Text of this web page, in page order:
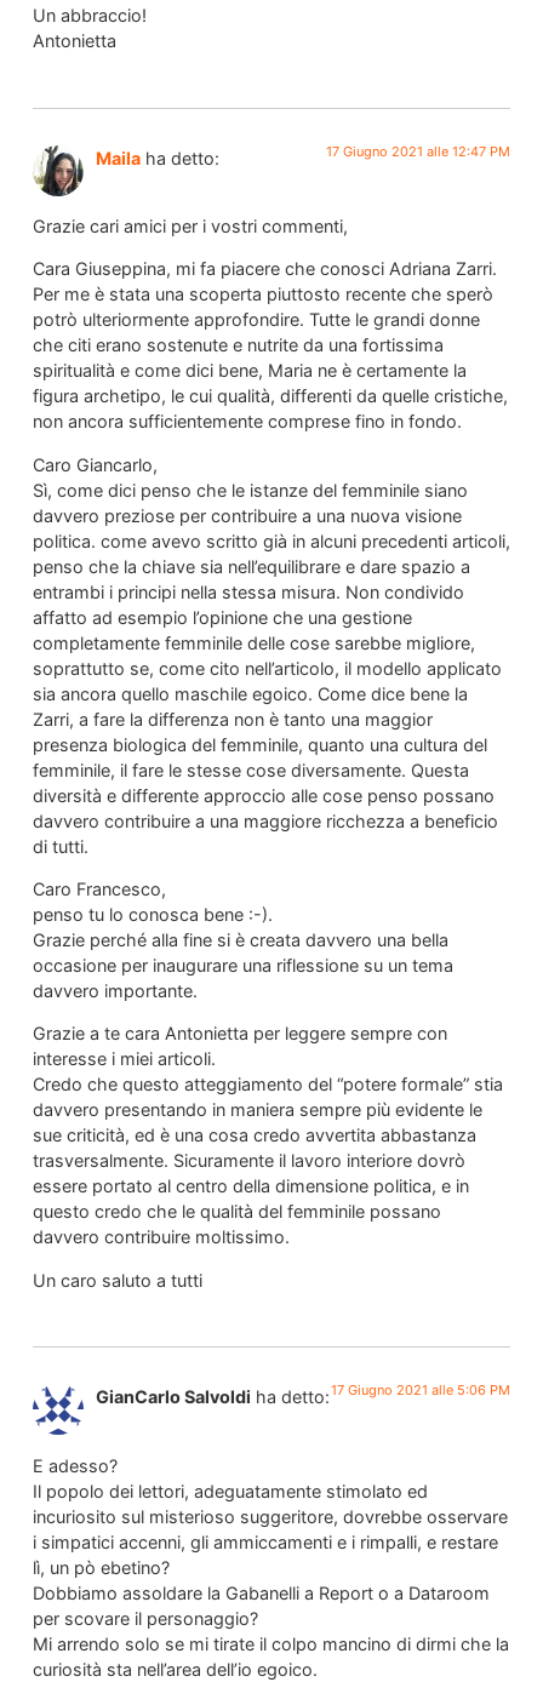
Un abbraccio!
Antonietta
Maila ha detto: 17 Giugno 2021 alle 12:47 PM
Grazie cari amici per i vostri commenti,
Cara Giuseppina, mi fa piacere che conosci Adriana Zarri.
Per me è stata una scoperta piuttosto recente che sperò
potrò ulteriormente approfondire. Tutte le grandi donne
che citi erano sostenute e nutrite da una fortissima
spiritualità e come dici bene, Maria ne è certamente la
figura archetipo, le cui qualità, differenti da quelle cristiche,
non ancora sufficientemente comprese fino in fondo.
Caro Giancarlo,
Sì, come dici penso che le istanze del femminile siano
davvero preziose per contribuire a una nuova visione
politica. come avevo scritto già in alcuni precedenti articoli,
penso che la chiave sia nell’equilibrare e dare spazio a
entrambi i principi nella stessa misura. Non condivido
affatto ad esempio l’opinione che una gestione
completamente femminile delle cose sarebbe migliore,
soprattutto se, come cito nell’articolo, il modello applicato
sia ancora quello maschile egoico. Come dice bene la
Zarri, a fare la differenza non è tanto una maggior
presenza biologica del femminile, quanto una cultura del
femminile, il fare le stesse cose diversamente. Questa
diversità e differente approccio alle cose penso possano
davvero contribuire a una maggiore ricchezza a beneficio
di tutti.
Caro Francesco,
penso tu lo conosca bene :-).
Grazie perché alla fine si è creata davvero una bella
occasione per inaugurare una riflessione su un tema
davvero importante.
Grazie a te cara Antonietta per leggere sempre con
interesse i miei articoli.
Credo che questo atteggiamento del “potere formale” stia
davvero presentando in maniera sempre più evidente le
sue criticità, ed è una cosa credo avvertita abbastanza
trasversalmente. Sicuramente il lavoro interiore dovrò
essere portato al centro della dimensione politica, e in
questo credo che le qualità del femminile possano
davvero contribuire moltissimo.
Un caro saluto a tutti
GianCarlo Salvoldi ha detto:17 Giugno 2021 alle 5:06 PM
E adesso?
Il popolo dei lettori, adeguatamente stimolato ed
incuriosito sul misterioso suggeritore, dovrebbe osservare
i simpatici accenni, gli ammiccamenti e i rimpalli, e restare
lì, un pò ebetino?
Dobbiamo assoldare la Gabanelli a Report o a Dataroom
per scovare il personaggio?
Mi arrendo solo se mi tirate il colpo mancino di dirmi che la
curiosità sta nell’area dell’io egoico.